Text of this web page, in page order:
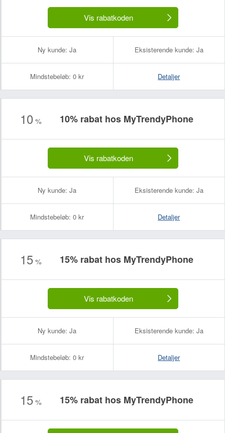
Vis rabatkoden
Ny kunde: Ja Eksisterende kunde: Ja
Mindstebeløb: 0 kr Detaljer
10 % 10% rabat hos MyTrendyPhone
Vis rabatkoden
Ny kunde: Ja Eksisterende kunde: Ja
Mindstebeløb: 0 kr Detaljer
15 % 15% rabat hos MyTrendyPhone
Vis rabatkoden
Ny kunde: Ja Eksisterende kunde: Ja
Mindstebeløb: 0 kr Detaljer
15 % 15% rabat hos MyTrendyPhone